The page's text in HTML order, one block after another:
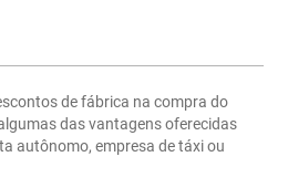
de fábrica na compra do
das vantagens oferecidas
autônomo, empresa de táxi ou